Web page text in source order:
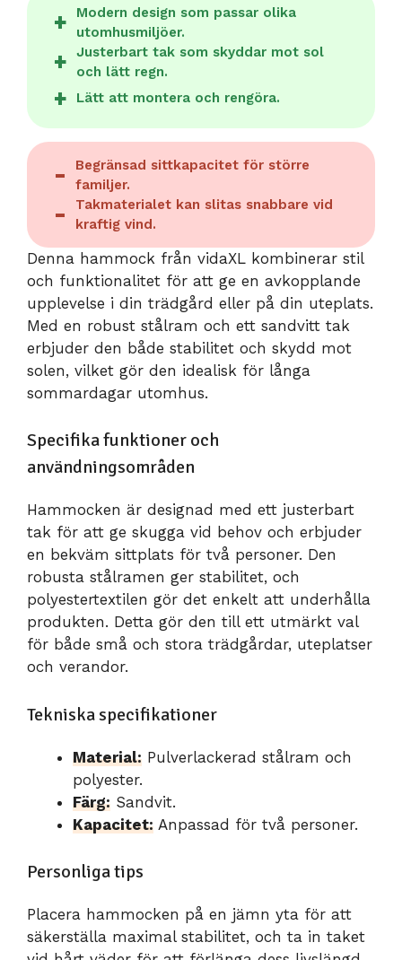
Modern design som passar olika
utomhusmiljöer.
Justerbart tak som skyddar mot sol
och lätt regn.
Lätt att montera och rengöra.
Begränsad sittkapacitet för större
familjer.
Takmaterialet kan slitas snabbare vid
kraftig vind.
Denna hammock från vidaXL kombinerar stil
och funktionalitet för att ge en avkopplande
upplevelse i din trädgård eller på din uteplats.
Med en robust stålram och ett sandvitt tak
erbjuder den både stabilitet och skydd mot
solen, vilket gör den idealisk för långa
sommardagar utomhus.
Specifika funktioner och
användningsområden
Hammocken är designad med ett justerbart
tak för att ge skugga vid behov och erbjuder
en bekväm sittplats för två personer. Den
robusta stålramen ger stabilitet, och
polyestertextilen gör det enkelt att underhålla
produkten. Detta gör den till ett utmärkt val
för både små och stora trädgårdar, uteplatser
och verandor.
Tekniska specifikationer
Material: Pulverlackerad stålram och
polyester.
Färg: Sandvit.
Kapacitet: Anpassad för två personer.
Personliga tips
Placera hammocken på en jämn yta för att
säkerställa maximal stabilitet, och ta in taket